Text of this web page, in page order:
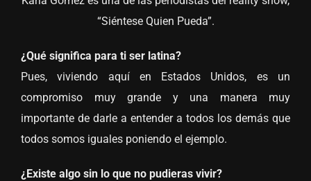
“Siéntese Quien Pueda”.
¿Qué significa para ti ser latina?
Pues, viviendo aquí en Estados Unidos, es un
compromiso muy grande y una manera muy
importante de darle a entender a todos los demás que
todos somos iguales poniendo el ejemplo.
¿Existe algo sin lo que no pudieras vivir?